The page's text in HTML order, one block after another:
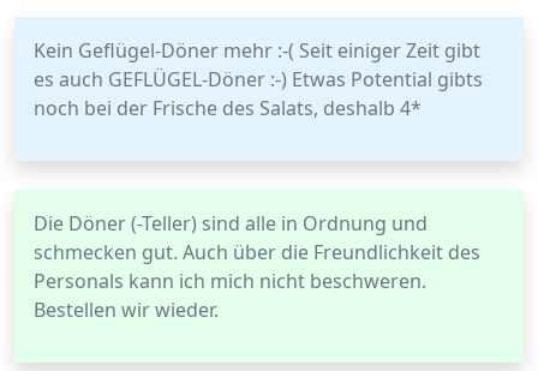
Kein Geflügel-Döner mehr :-( Seit einiger Zeit gibt
es auch GEFLÜGEL-Döner :-) Etwas Potential gibts
noch bei der Frische des Salats, deshalb 4*
Die Döner (-Teller) sind alle in Ordnung und
schmecken gut. Auch über die Freundlichkeit des
Personals kann ich mich nicht beschweren.
Bestellen wir wieder.